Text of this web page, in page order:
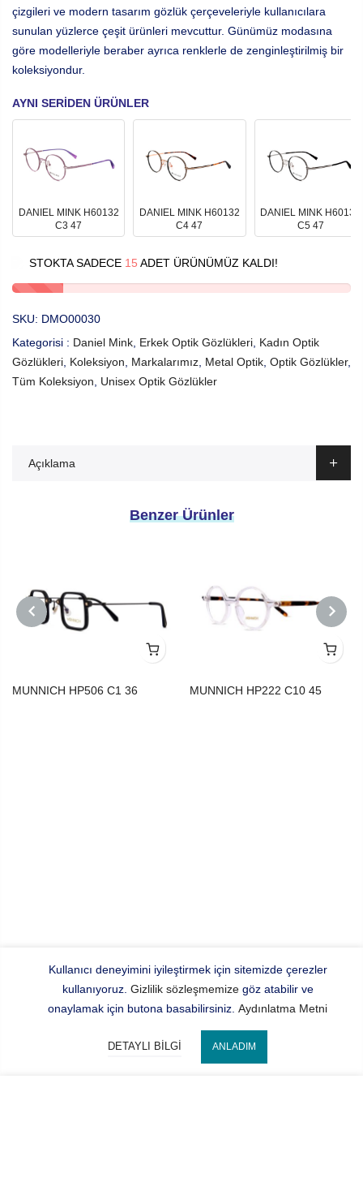
çizgileri ve modern tasarım gözlük çerçeveleriyle kullanıcılara
sunulan yüzlerce çeşit ürünleri mevcuttur. Günümüz modasına
göre modelleriyle beraber ayrıca renklerle de zenginleştirilmiş bir
koleksiyondur.
AYNI SERIDEN ÜRÜNLER
DANIEL MINK H60132
C3 47
DANIEL MINK H60132
C4 47
DANIEL MINK H60132
C5 47
STOKTA SADECE 15 ADET ÜRÜNÜMÜZ KALDI!
SKU: DMO00030
Kategorisi : Daniel Mink Erkek Optik Gözlükleri Kadın Optik
Gözlükleri Koleksiyon Markalarımız Metal Optik Optik Gözlükler,
Tüm Koleksiyon
Unisex Optik Gözlükler
Açıklama
Benzer Ürünler
MUNNICH HP506 C1 36 MUNNICH HP222 C10 45
NEXT
Kullanıcı deneyimini iyileştirmek için sitemizde çerezler
kullanıyoruz. Gizlilik sözleşmemizegöz atabilir ve
onaylamak için butona basabilirsiniz. Aydınlatma Metni
DETAYLI BILGI ANLADIM